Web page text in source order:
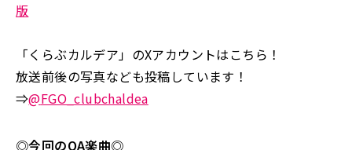
版
「くらぶカルデア」のXアカウントはこちら！
放送前後の写真なども投稿しています！
⇒@FGO_clubchaldea
◎今回のOA楽曲◎